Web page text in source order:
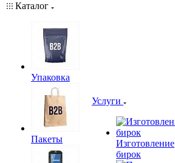
Каталог
Упаковка
Пакеты
Услуги
Изготовление
бирок